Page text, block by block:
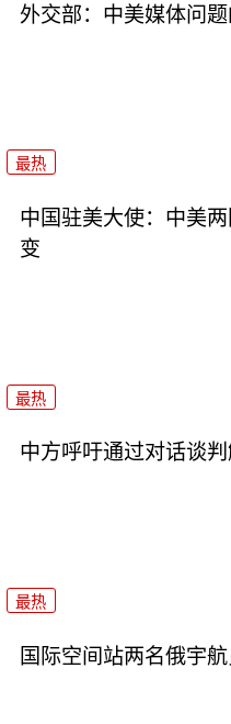
外交部：中美媒体问
最热
中国驻美大使：中美
变
最热
中方呼吁通过对话谈
最热
国际空间站两名俄宇